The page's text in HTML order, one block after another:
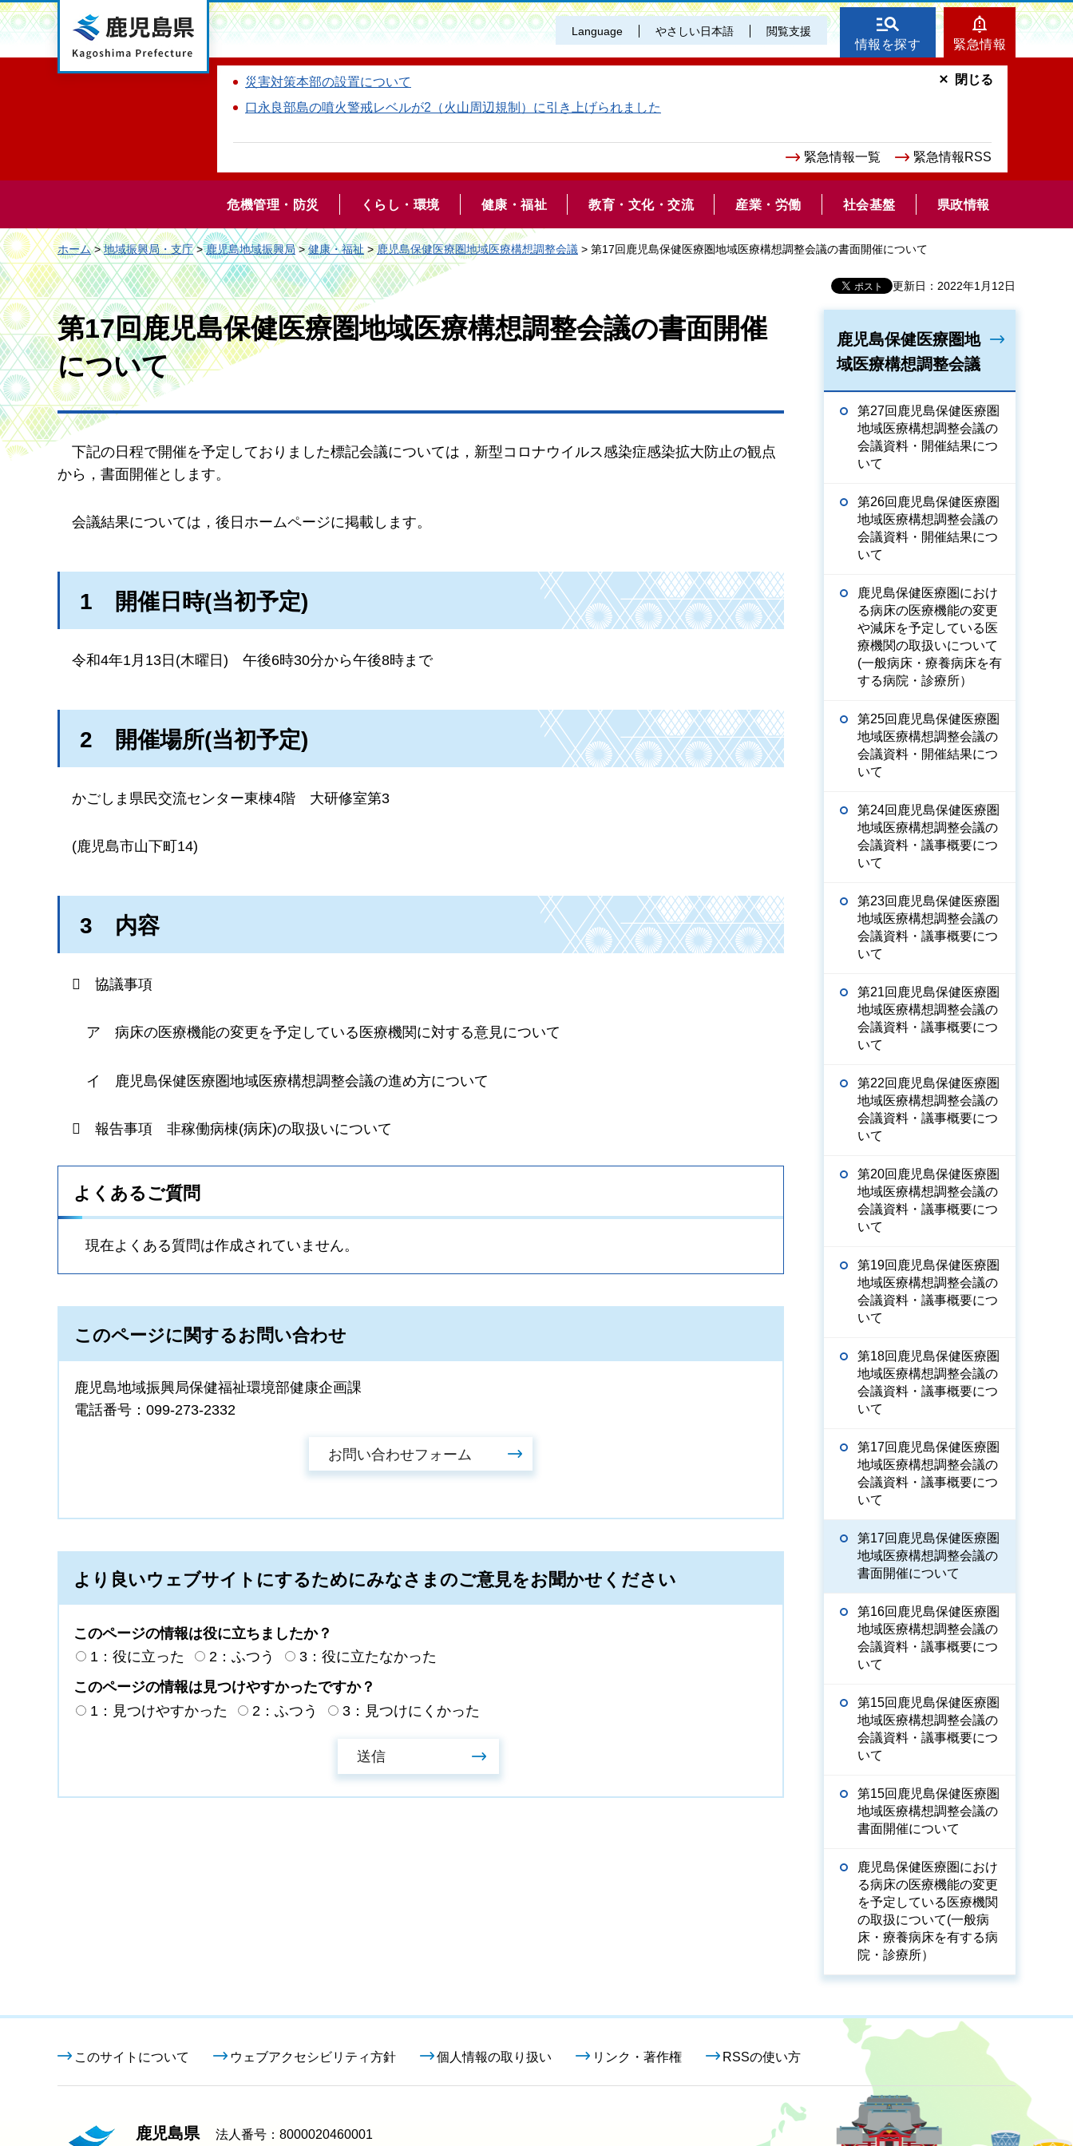
鹿児島県 Language やさしい日本語 閲覧支援
情報を探す 緊急情報
災害対策本部の設置について
口永良部島の噴火警戒レベルが2（火山周辺規制）に引き上げられました
緊急情報一覧 緊急情報RSS
閉じる
危機管理・防災 くらし・環境 健康・福祉 教育・文化・交流 産業・労働 社会基盤 県政情報
ホーム>地域振興局・支庁>鹿児島地域振興局>健康・福祉>鹿児島保健医療圏地域医療構想調整会議 > 第17回鹿児島保健医療圏地域医療構想調整会議の書面開催について
更新日：2022年1月12日
第17回鹿児島保健医療圏地域医療構想調整会議の書面開催
について
下記の日程で開催を予定しておりました標記会議については，新型コロナウイルス感染症感染拡大防止の観点
から，書面開催とします。
会議結果については，後日ホームページに掲載します。
1 開催日時(当初予定)
令和4年1月13日(木曜日) 午後6時30分から午後8時まで
2 開催場所(当初予定)
かごしま県民交流センター東棟4階 大研修室第3
(鹿児島市山下町14)
3 内容
 協議事項
ア 病床の医療機能の変更を予定している医療機関に対する意見について
イ 鹿児島保健医療圏地域医療構想調整会議の進め方について
 報告事項 非稼働病棟(病床)の取扱いについて
よくあるご質問
現在よくある質問は作成されていません。
このページに関するお問い合わせ
鹿児島地域振興局保健福祉環境部健康企画課
電話番号：099-273-2332
より良いウェブサイトにするためにみなさまのご意見をお聞かせください
このページの情報は役に立ちましたか？
1：役に立った
2：ふつう
3：役に立たなかった
このページの情報は見つけやすかったですか？
1：見つけやすかった
2：ふつう 3：見つけにくかった
鹿児島保健医療圏地
域医療構想調整会議
第27回鹿児島保健医療圏
地域医療構想調整会議の
会議資料・開催結果につ
いて
第26回鹿児島保健医療圏
地域医療構想調整会議の
会議資料・開催結果につ
いて
鹿児島保健医療圏におけ
る病床の医療機能の変更
や減床を予定している医
療機関の取扱いについて
(一般病床・療養病床を有
する病院・診療所）
第25回鹿児島保健医療圏
地域医療構想調整会議の
会議資料・開催結果につ
いて
第24回鹿児島保健医療圏
地域医療構想調整会議の
会議資料・議事概要につ
いて
第23回鹿児島保健医療圏
地域医療構想調整会議の
会議資料・議事概要につ
いて
第21回鹿児島保健医療圏
地域医療構想調整会議の
会議資料・議事概要につ
いて
第22回鹿児島保健医療圏
地域医療構想調整会議の
会議資料・議事概要につ
いて
第20回鹿児島保健医療圏
地域医療構想調整会議の
会議資料・議事概要につ
いて
第19回鹿児島保健医療圏
地域医療構想調整会議の
会議資料・議事概要につ
いて
第18回鹿児島保健医療圏
地域医療構想調整会議の
会議資料・議事概要につ
いて
第17回鹿児島保健医療圏
地域医療構想調整会議の
会議資料・議事概要につ
いて
第17回鹿児島保健医療圏
地域医療構想調整会議の
書面開催について
第16回鹿児島保健医療圏
地域医療構想調整会議の
会議資料・議事概要につ
いて
第15回鹿児島保健医療圏
地域医療構想調整会議の
会議資料・議事概要につ
いて
第15回鹿児島保健医療圏
地域医療構想調整会議の
書面開催について
鹿児島保健医療圏におけ
る病床の医療機能の変更
を予定している医療機関
の取扱について(一般病
床・療養病床を有する病
院・診療所）
このサイトについて ウェブアクセシビリティ方針 個人情報の取り扱い リンク・著作権 RSSの使い方
鹿児島県 法人番号：8000020460001